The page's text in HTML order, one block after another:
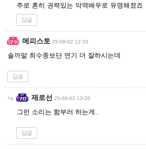
주로 흔히 권력있는 악역배우로 유명해졌죠
답글
메피스토 25-08-02 12:33
솔까말 최수종보단 연기 더 잘하시는데
답글
제로선 25-08-02 13:20
그런 소리는 함부러 하는게..
답글